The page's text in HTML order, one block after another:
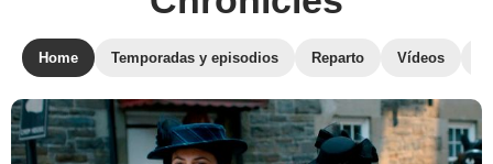
Home Temporadas y episodios Reparto Vídeos